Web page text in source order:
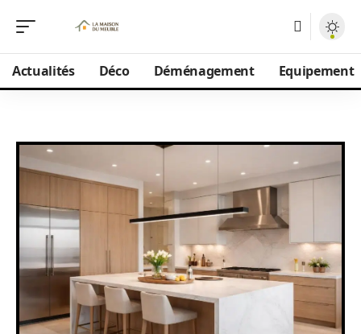
Actualités Déco Déménagement Equipement